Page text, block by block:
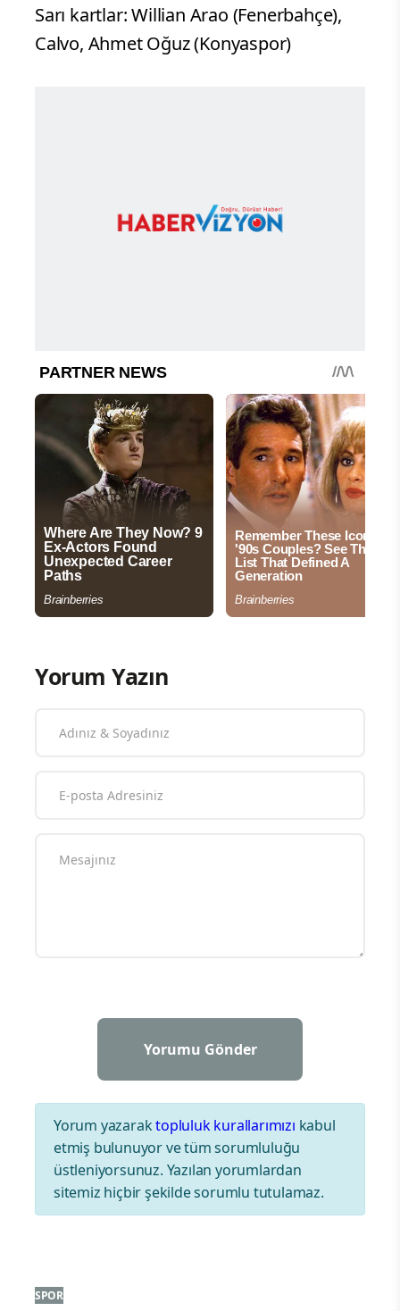
Sarı kartlar: Willian Arao (Fenerbahçe),
Calvo, Ahmet Oğuz (Konyaspor)
Yorum Yazın
Yorum yazaraktopluluk kurallarımızı kabul
etmiş bulunuyor ve tüm sorumluluğu
üstleniyorsunuz. Yazılan yorumlardan
sitemiz hiçbir şekilde sorumlu tutulamaz.
SPOR